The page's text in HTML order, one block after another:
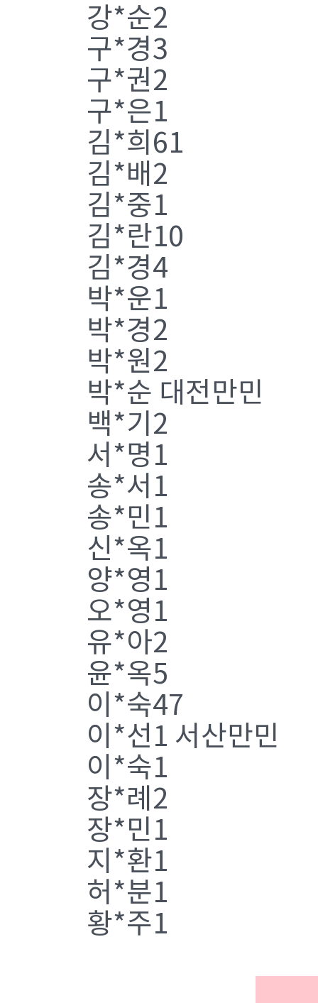
강*순2
구*경3
구*권2
구*은1
김*희61
김*배2
김*중1
김*란10
김*경4
박*운1
박*경2
박*원2
박*순 대전만민
백*기2
서*명1
송*서1
송*민1
신*옥1
양*영1
오*영1
유*아2
윤*옥5
이*숙47
이*선1 서산만민
이*숙1
장*례2
장*민1
지*환1
허*분1
황*주1